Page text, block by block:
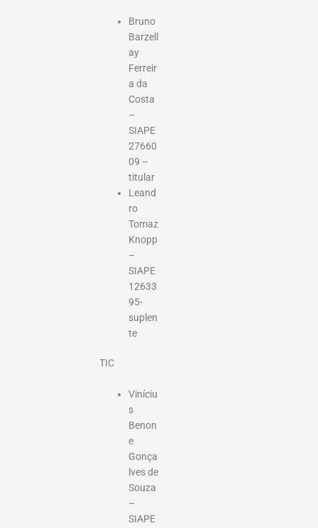
Bruno
Barzell
ay
Ferreir
a da
Costa
–
SIAPE
27660
09 –
titular
Leand
ro
Tomaz
Knopp
–
SIAPE
12633
95-
suplen
te
TIC
Viníciu
s
Benon
e
Gonça
lves de
Souza
–
SIAPE